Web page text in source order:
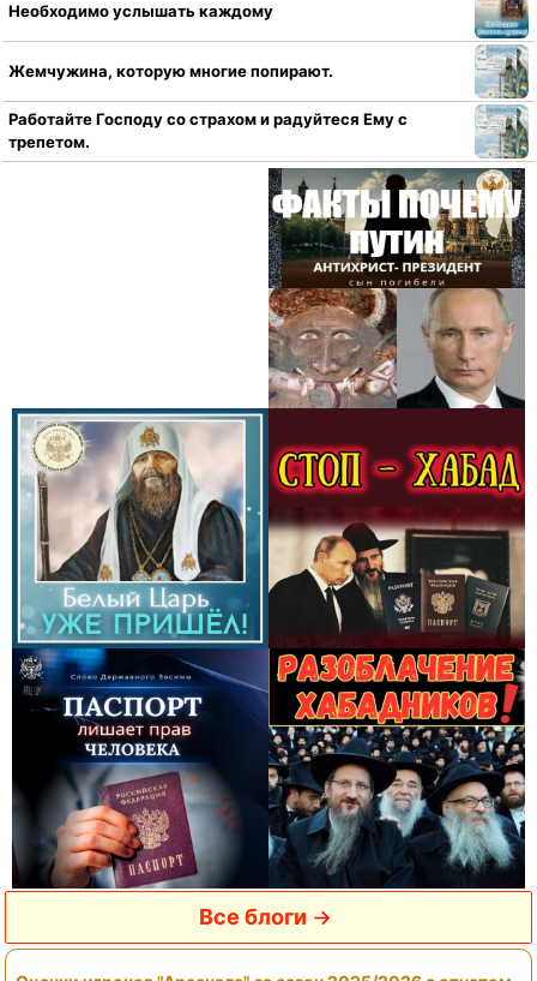
Необходимо услышать каждому
Жемчужина, которую многие попирают.
Работайте Господу со страхом и радуйтеся Ему с
трепетом.
Все блоги